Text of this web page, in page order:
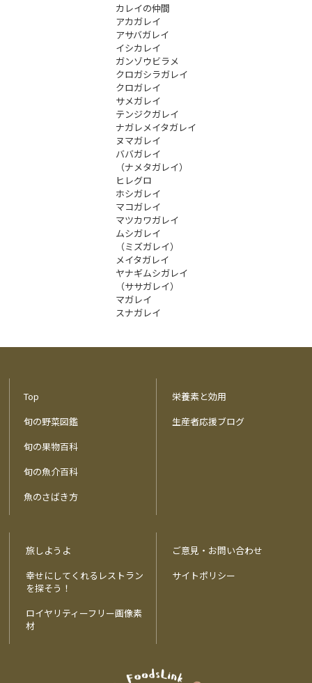
カレイの仲間
アカガレイ
アサバガレイ
イシカレイ
ガンゾウビラメ
クロガシラガレイ
クロガレイ
サメガレイ
テンジクガレイ
ナガレメイタガレイ
ヌマガレイ
ババガレイ
（ナメタガレイ）
ヒレグロ
ホシガレイ
マコガレイ
マツカワガレイ
ムシガレイ
（ミズガレイ）
メイタガレイ
ヤナギムシガレイ
（ササガレイ）
マガレイ
スナガレイ
Top
旬の野菜図鑑
旬の果物百科
旬の魚介百科
魚のさばき方
栄養素と効用
生産者応援ブログ
旅しようよ
幸せにしてくれるレストラン
を探そう！
ロイヤリティーフリー画像素
材
ご意見・お問い合わせ
サイトポリシー